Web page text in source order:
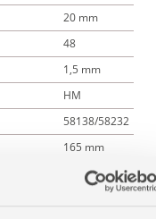
20 mm
48
1,5 mm
HM
58138/58232
165 mm
165 mm